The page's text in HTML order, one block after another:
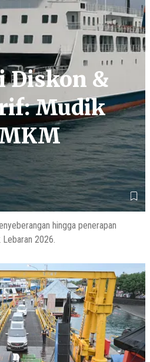
Diskon &
Mudik
hingga penerapan
2026.